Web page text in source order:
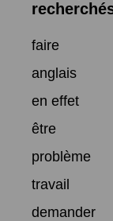
faire
anglais
en effet
être
problème
travail
demander